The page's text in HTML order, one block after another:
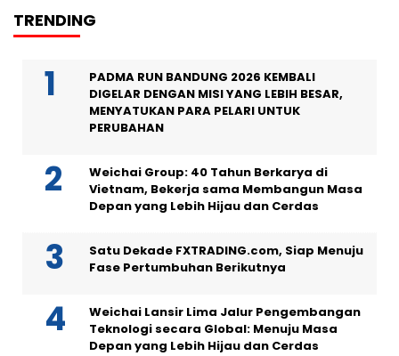
TRENDING
PADMA RUN BANDUNG 2026 KEMBALI
DIGELAR DENGAN MISI YANG LEBIH BESAR,
MENYATUKAN PARA PELARI UNTUK
PERUBAHAN
Weichai Group: 40 Tahun Berkarya di
Vietnam, Bekerja sama Membangun Masa
Depan yang Lebih Hijau dan Cerdas
Satu Dekade FXTRADING.com, Siap Menuju
Fase Pertumbuhan Berikutnya
Weichai Lansir Lima Jalur Pengembangan
Teknologi secara Global: Menuju Masa
Depan yang Lebih Hijau dan Cerdas